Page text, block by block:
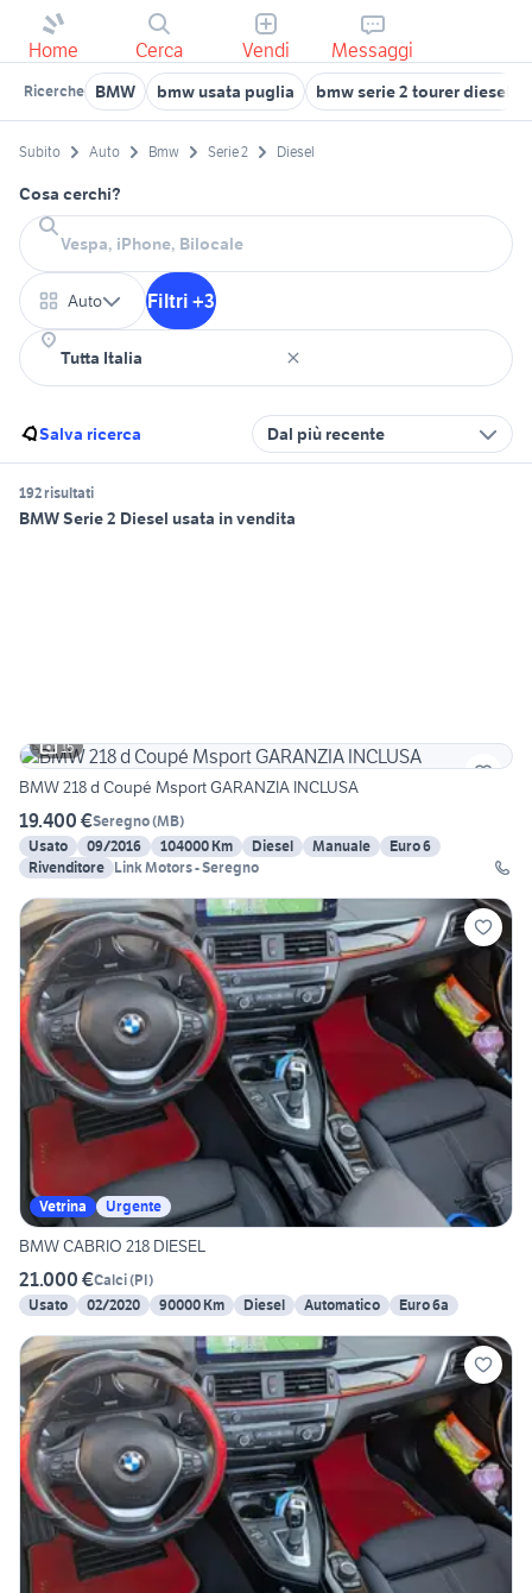
Home Cerca Vendi Messaggi
Ricerche BMW bmw usata puglia bmw serie 2 tourer diesel
Subito Auto Bmw Serie 2 Diesel
Cosa cerchi?
Auto Filtri +3
Salva ricerca Dal più recente
192 risultati
BMW Serie 2 Diesel usata in vendita
15
BMW 218 d Coupé Msport GARANZIA INCLUSA
19.400 €Seregno(MB)
Usato
09/2016 104000 Km Diesel Manuale
Euro 6
Rivenditore Link Motors - Seregno
Vetrina Urgente
BMW CABRIO 218 DIESEL
21.000 €Calci(PI)
Usato
02/2020 90000 Km Diesel Automatico Euro 6a